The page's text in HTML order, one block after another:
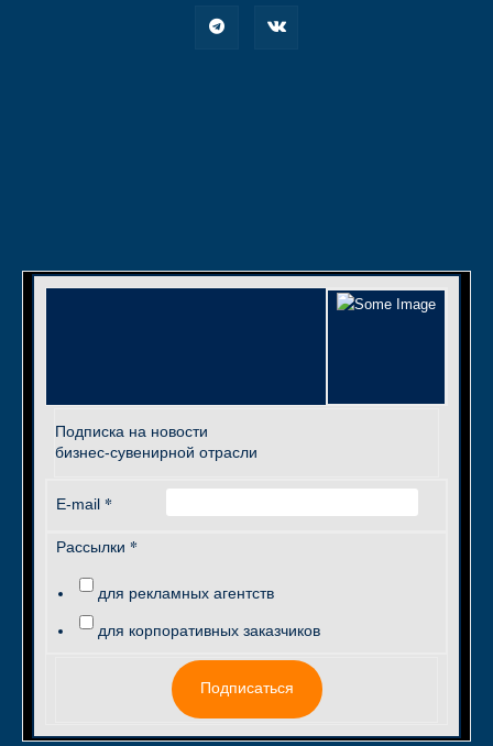
Подписка на новости
бизнес-сувенирной отрасли
E-mail *
Рассылки *
для рекламных агентств
для корпоративных заказчиков
Подписаться